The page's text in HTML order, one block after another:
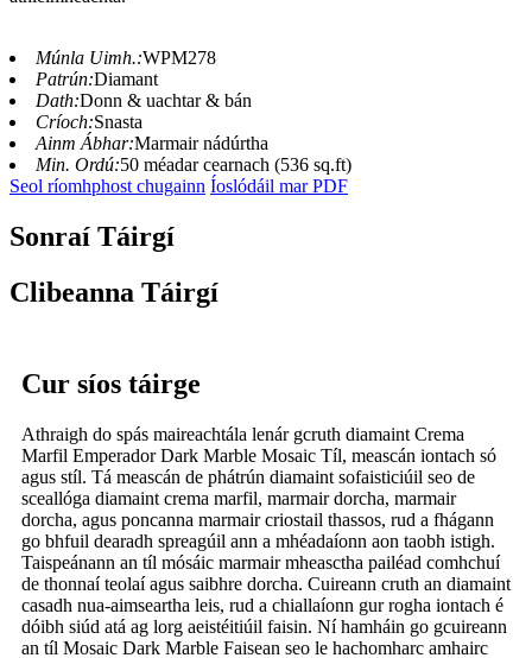
Múnla Uimh.:WPM278
Patrún:Diamant
Dath:Donn & uachtar & bán
Críoch:Snasta
Ainm Ábhar:Marmair nádúrtha
Min. Ordú:50 méadar cearnach (536 sq.ft)
Seol ríomhphost chugainn Íoslódáil mar PDF
Sonraí Táirgí
Clibeanna Táirgí
Cur síos táirge
Athraigh do spás maireachtála lenár gcruth diamaint Crema
Marfil Emperador Dark Marble Mosaic Tíl, meascán iontach só
agus stíl. Tá meascán de phátrún diamaint sofaisticiúil seo de
sceallóga diamaint crema marfil, marmair dorcha, marmair
dorcha, agus poncanna marmair criostail thassos, rud a fhágann
go bhfuil dearadh spreagúil ann a mhéadaíonn aon taobh istigh.
Taispeánann an tíl mósáic marmair mheasctha pailéad comhchuí
de thonnaí teolaí agus saibhre dorcha. Cuireann cruth an diamaint
casadh nua-aimseartha leis, rud a chiallaíonn gur rogha iontach é
dóibh siúd atá ag lorg aeistéitiúil faisin. Ní hamháin go gcuireann
an tíl Mosaic Dark Marble Faisean seo le hachomharc amhairc